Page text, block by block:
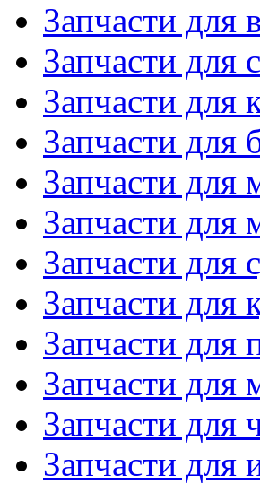
Запчасти для
Запчасти для
Запчасти для
Запчасти для
Запчасти для
Запчасти для
Запчасти
Запчасти для
Запчасти для
Запчасти для
Запчасти для
Запчасти для